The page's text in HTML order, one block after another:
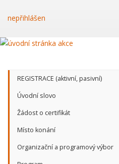
nepřihlášen
REGISTRACE (aktivní, pasivní)
Úvodní slovo
Žádost o certifikát
Místo konání
Organizační a programový výbor